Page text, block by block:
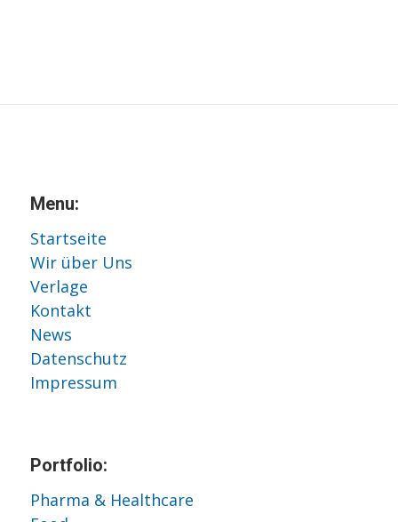
Menu:
Startseite
Wir über Uns
Verlage
Kontakt
News
Datenschutz
Impressum
Portfolio:
Pharma & Healthcare